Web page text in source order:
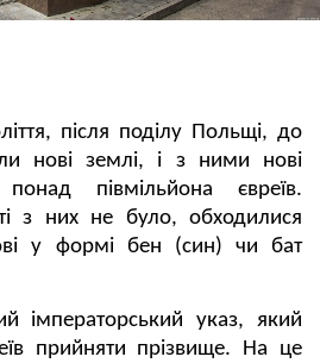
після поділу Польщі, до
нові землі, і з ними нові
півмільйона євреїв.
з них не було, обходилися
у формі бен (син) чи бат
імператорський указ, який
прийняти прізвище. На це